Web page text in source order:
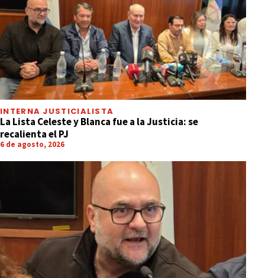
INTERNA JUSTICIALISTA
La Lista Celeste y Blanca fue a la Justicia: se
recalienta el PJ
6 de agosto, 2026